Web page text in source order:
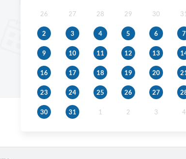
26 27 28 29 30 31
2 3 4 5 6 7
9 10 11 12 13
16 17 18 19 20
23 24 25 26 27
30 31 1 2 3 4